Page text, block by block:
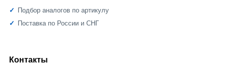
Подбор аналогов по артикулу
Поставка по России и СНГ
Контакты